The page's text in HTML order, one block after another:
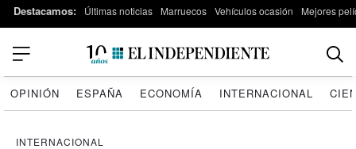
Destacamos: Últimas noticias Marruecos Vehículos ocasión Mejores
OPINIÓN ESPAÑA ECONOMÍA INTERNACIONAL
INTERNACIONAL